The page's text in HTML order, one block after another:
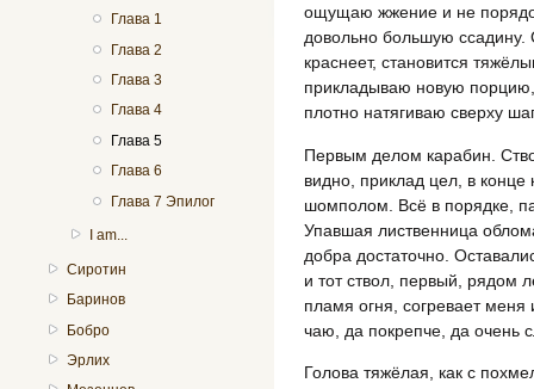
Глава 1
Глава 2
Глава 3
Глава 4
Глава 5
Глава 6
Глава 7 Эпилог
I am...
Сиротин
Баринов
Бобро
Эрлих
ощущаю жжение и не
довольно большую ссадину.
краснеет, становится
прикладываю новую
плотно натягиваю сверху
Первым делом карабин.
видно, приклад цел, в конце
шомполом. Всё в порядке,
Упавшая лиственница
добра достаточно.
и тот ствол, первый, рядом
пламя огня, согревает
чаю, да покрепче, да очень
Голова тяжёлая, как с